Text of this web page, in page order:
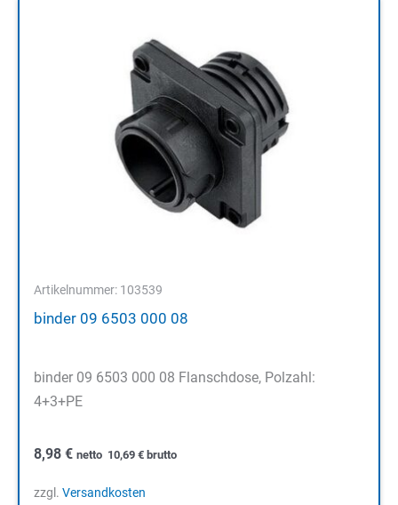
Artikelnummer: 103539
binder 09 6503 000 08
binder 09 6503 000 08 Flanschdose, Polzahl:
4+3+PE
8,98 € netto 10,69 € brutto
zzgl. Versandkosten